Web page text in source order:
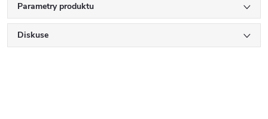
Parametry produktu
Diskuse